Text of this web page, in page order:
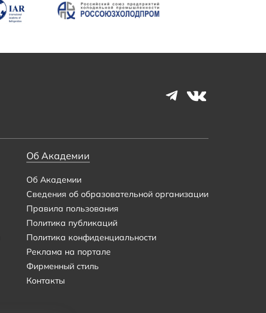
Об Академии
Об Академии
Сведения об образовательной организации
Правила пользования
Политика публикаций
Политика конфиденциальности
Реклама на портале
Фирменный стиль
Контакты